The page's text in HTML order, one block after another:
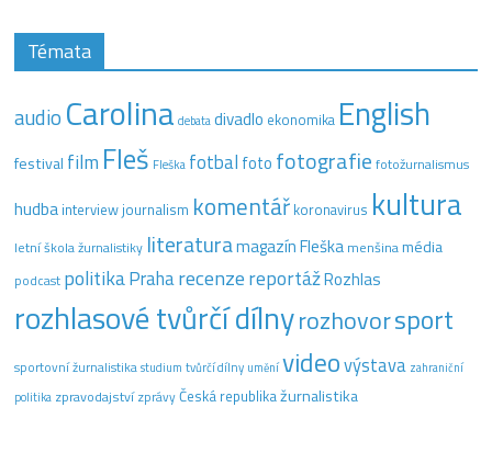
Témata
audio Carolina debata divadlo ekonomika English
festival film Fleš Fleška fotbal foto fotografie fotožurnalismus
hudba interview journalism komentář koronavirus kultura
letní škola žurnalistiky literaturamagazín Fleška menšinamédia
podcast politikaPraharecenzereportážRozhlas
rozhlasové tvůrčí dílnyrozhovorsport
sportovní žurnalistika studium tvůrčí dílny uměnívideovýstava zahraniční
politika zpravodajstvízprávyČeská republikažurnalistika